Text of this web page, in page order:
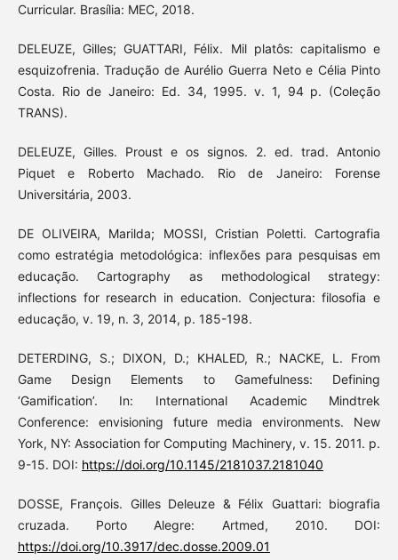
Curricular. Brasília: MEC, 2018.
DELEUZE, Gilles; GUATTARI, Félix. Mil platôs: capitalismo e
esquizofrenia. Tradução de Aurélio Guerra Neto e Célia Pinto
Costa. Rio de Janeiro: Ed. 34, 1995. v. 1, 94 p. (Coleção
TRANS).
DELEUZE, Gilles. Proust e os signos. 2. ed. trad. Antonio
Piquet e Roberto Machado. Rio de Janeiro: Forense
Universitária, 2003.
DE OLIVEIRA, Marilda; MOSSI, Cristian Poletti. Cartografia
como estratégia metodológica: inflexões para pesquisas em
educação. Cartography as methodological strategy:
inflections for research in education. Conjectura: filosofia e
educação, v. 19, n. 3, 2014, p. 185-198.
DETERDING, S.; DIXON, D.; KHALED, R.; NACKE, L. From
Game Design Elements to Gamefulness: Defining
‘Gamification’. In: International Academic Mindtrek
Conference: envisioning future media environments. New
York, NY: Association for Computing Machinery, v. 15. 2011. p.
9-15. DOI: https://doi.org/10.1145/2181037.2181040
DOSSE, François. Gilles Deleuze & Félix Guattari: biografia
cruzada. Porto Alegre: Artmed, 2010. DOI:
https://doi.org/10.3917/dec.dosse.2009.01